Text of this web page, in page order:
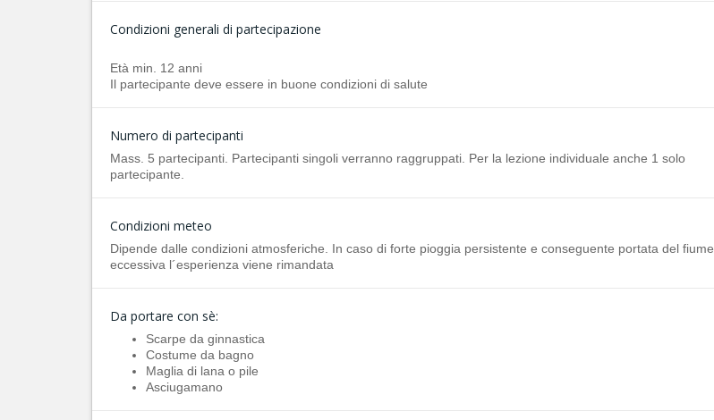
Condizioni generali di partecipazione
Età min. 12 anni
Il partecipante deve essere in buone condizioni di salute
Numero di partecipanti
Mass. 5 partecipanti. Partecipanti singoli verranno raggruppati. Per la lezione individuale anche 1 solo
partecipante.
Condizioni meteo
Dipende dalle condizioni atmosferiche. In caso di forte pioggia persistente e conseguente portata del fiume
eccessiva l´esperienza viene rimandata
Da portare con sè:
Scarpe da ginnastica
Costume da bagno
Maglia di lana o pile
Asciugamano